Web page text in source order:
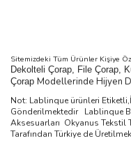
Sitemizdeki Tüm Ürünler Kişiye
Dekolteli Çorap, File Çorap,
Çorap Modellerinde Hijyen
Not: Lablinque ürünleri
Gönderilmektedir Lablinque
Aksesuarları Okyanus Tekstil
Tarafından Türkiye de Ü